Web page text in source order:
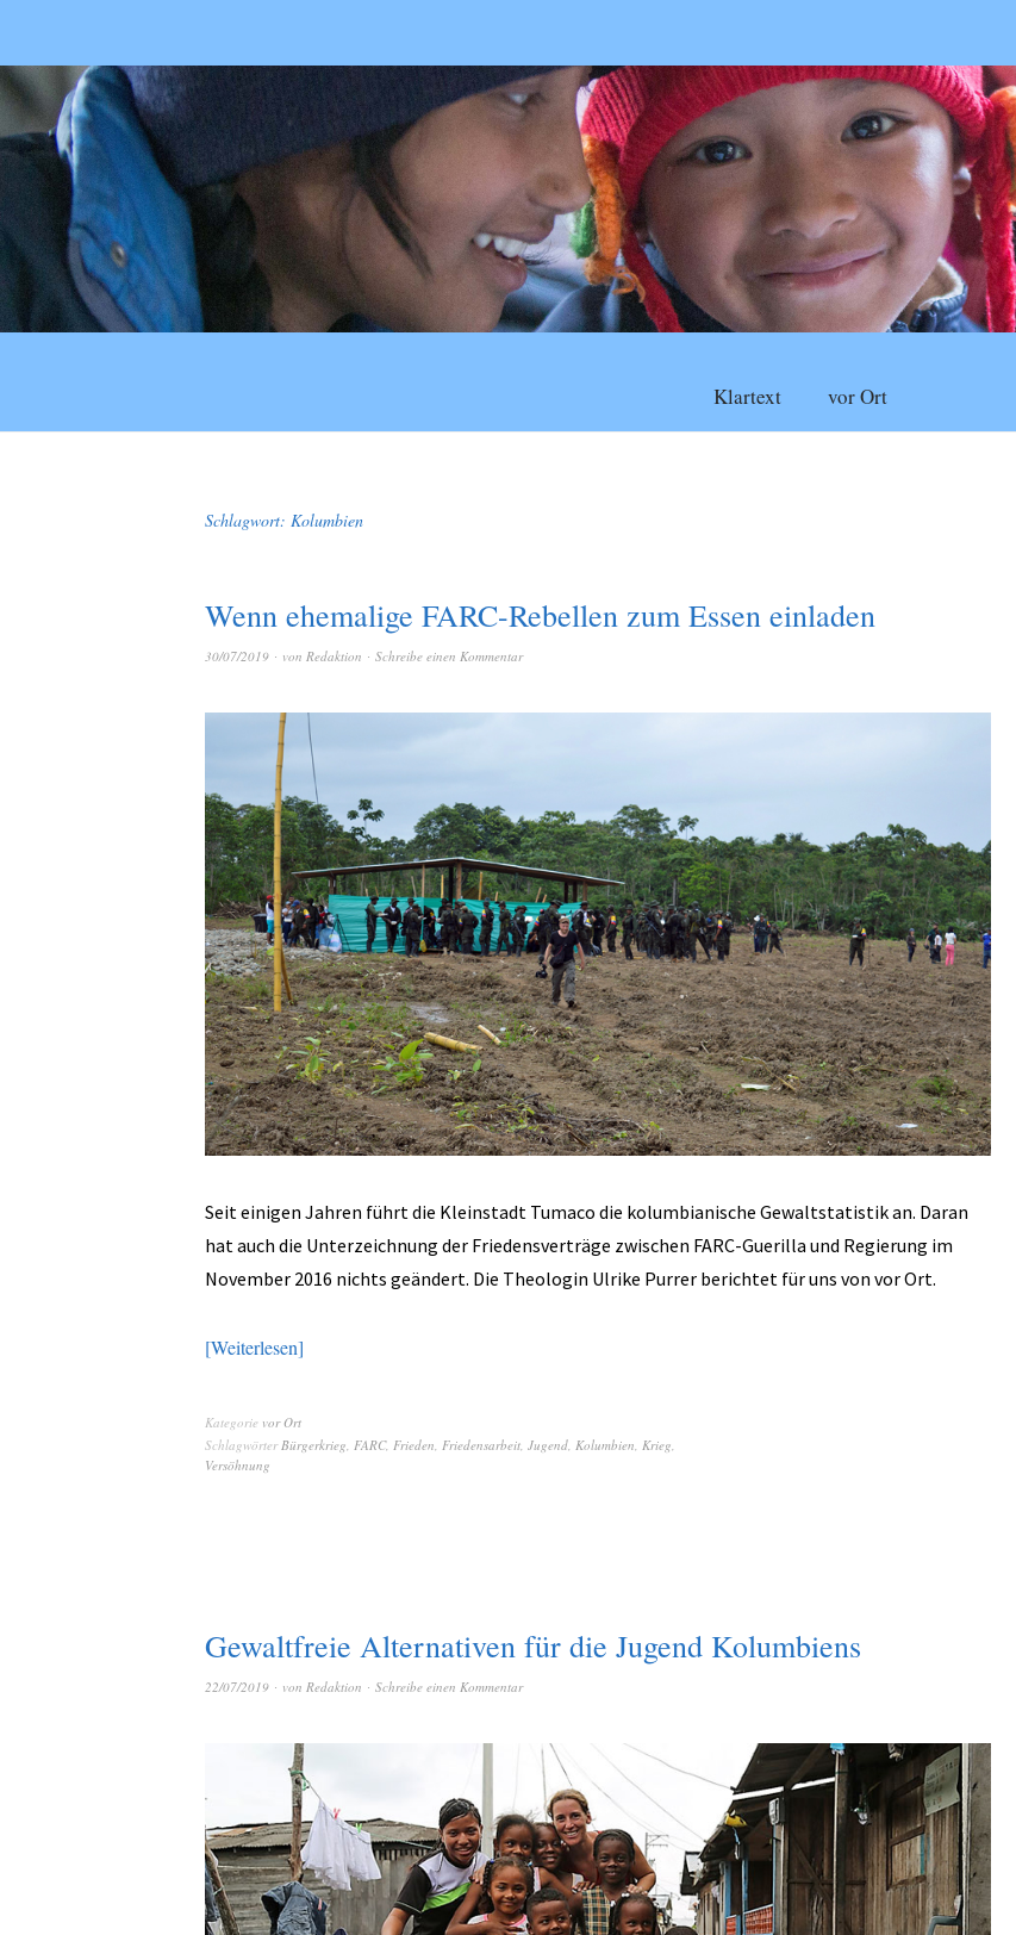
Klartext vor Ort
Schlagwort: Kolumbien
Wenn ehemalige FARC-Rebellen zum Essen einladen
30/07/2019 von Redaktion Schreibe einen Kommentar
Seit einigen Jahren führt die Kleinstadt Tumaco die kolumbianische Gewaltstatistik an. Daran
hat auch die Unterzeichnung der Friedensverträge zwischen FARC-Guerilla und Regierung im
November 2016 nichts geändert. Die Theologin Ulrike Purrer berichtet für uns von vor Ort.
Weiterlesen
Kategorie vor Ort
Schlagwörter Bürgerkrieg FARC, Frieden Friedensarbeit Jugend Kolumbien Krieg
Versöhnung
Gewaltfreie Alternativen für die Jugend Kolumbiens
22/07/2019 von Redaktion Schreibe einen Kommentar